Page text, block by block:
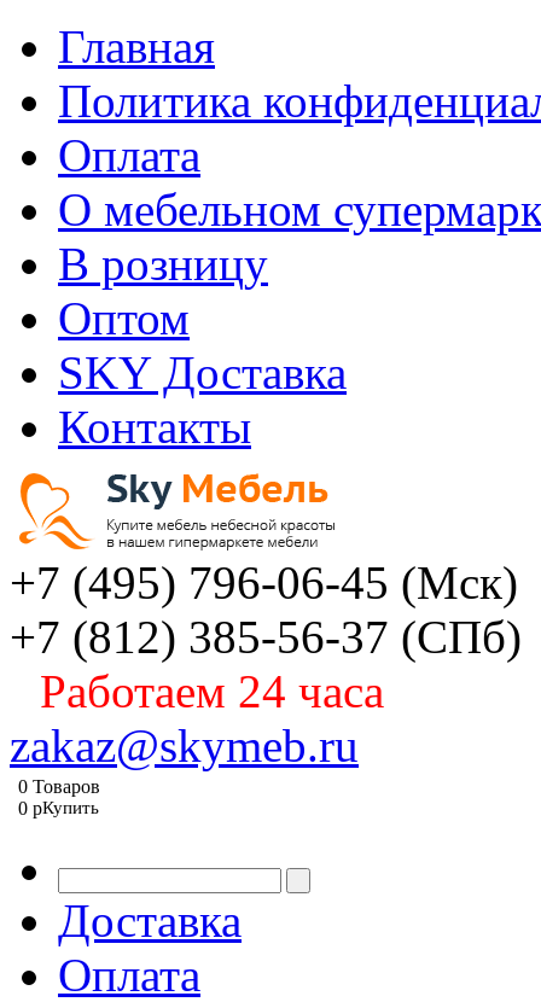
Главная
Политика
Оплата
О мебельном
В розницу
Оптом
SKY Доставка
Контакты
+7 (495) 796-06-45 (Мск)
+7 (812) 385-56-37 (СПб)
Работаем 24 часа
zakaz@skymeb.ru
0 Товаров
0 pКупить
Доставка
Оплата